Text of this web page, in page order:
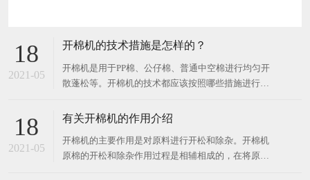
18
2021-05
开棉机的技术措施是怎样的？
开棉机是用于PP棉、公仔棉、普通中空棉进行均匀开
散蓬松等。开棉机的技术都应该按照哪些措施进行操
施如下： 1、多点吸尘和自动吸落棉，解决车间飞尘
强度。 2、用新型优良针布，盖板用半硬性针布，剌
辊用薄型锯条
18
2021-05
有关开棉机的作用介绍
开棉机的主要作用是对原料进行开松和除杂。开棉机
原棉的开松和除杂作用过程是相辅相成的，在将原棉